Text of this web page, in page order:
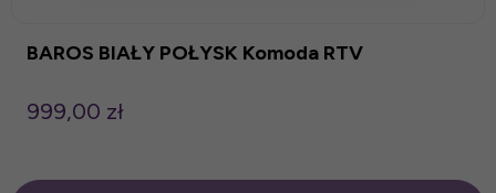
BAROS BIAŁY POŁYSK Komoda RTV
999,00 zł